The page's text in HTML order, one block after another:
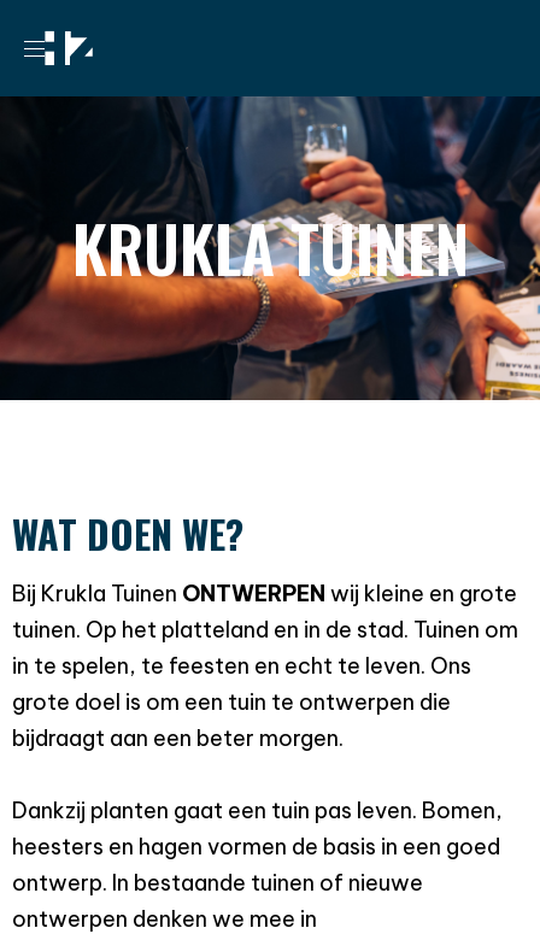
KRUKLA TUINEN
WAT DOEN WE?
Bij Krukla Tuinen ONTWERPEN wij kleine en grote
tuinen. Op het platteland en in de stad. Tuinen om
in te spelen, te feesten en echt te leven. Ons
grote doel is om een tuin te ontwerpen die
bijdraagt aan een beter morgen.
Dankzij planten gaat een tuin pas leven. Bomen,
heesters en hagen vormen de basis in een goed
ontwerp. In bestaande tuinen of nieuwe
ontwerpen denken we mee in